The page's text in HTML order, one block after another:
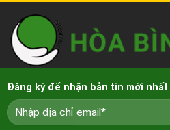
Đăng ký để nhận bản tin mới nhất